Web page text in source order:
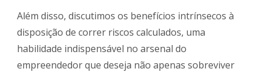
Além disso, discutimos os benefícios intrínsecos à
disposição de correr riscos calculados, uma
habilidade indispensável no arsenal do
empreendedor que deseja não apenas sobreviver